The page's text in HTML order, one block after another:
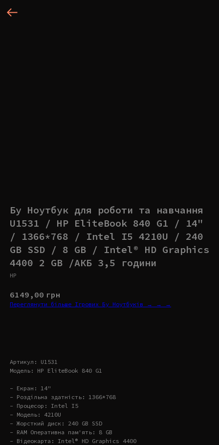
Бу Ноутбук для роботи та навчання
U1531 / HP EliteBook 840 G1 / 14"
/ 1366*768 / Intel I5 4210U / 240
GB SSD / 8 GB / Intel® HD Graphics
4400 2 GB /АКБ 3,5 години
HP
6149,00 грн
Переглянути більше Ігрових Бу Ноутбуків → → →
Артикул: U1531
Модель: HP EliteBook 840 G1
- Екран: 14"
- Роздільна здатність: 1366*768
- Процесор: Intel I5
- Модель: 4210U
- Жорсткий диск: 240 GB SSD
- RAM Оперативна пам'ять: 8 GB
- Відеокарта: Intel® HD Graphics 4400